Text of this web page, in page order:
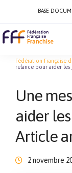
BASE
Fédération Française
relance pour aider les
Une
aider
Article
2 novembre